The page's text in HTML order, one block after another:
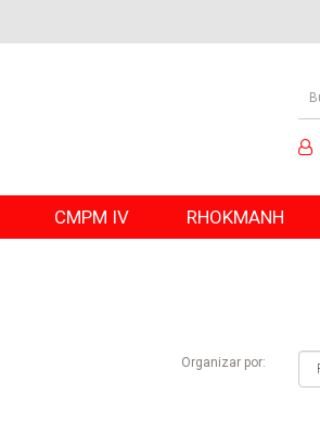
CMPM IV RHOKMANH
Organizar por: